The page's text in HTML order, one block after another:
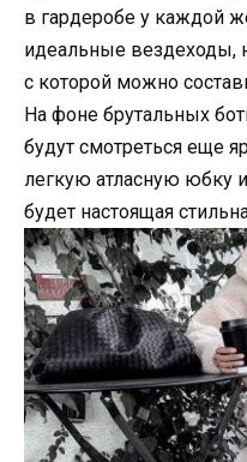
в гардеробе у каждой
идеальные вездеходы,
с которой можно
На фоне брутальных
будут смотреться еще
легкую атласную юбку
будет настоящая